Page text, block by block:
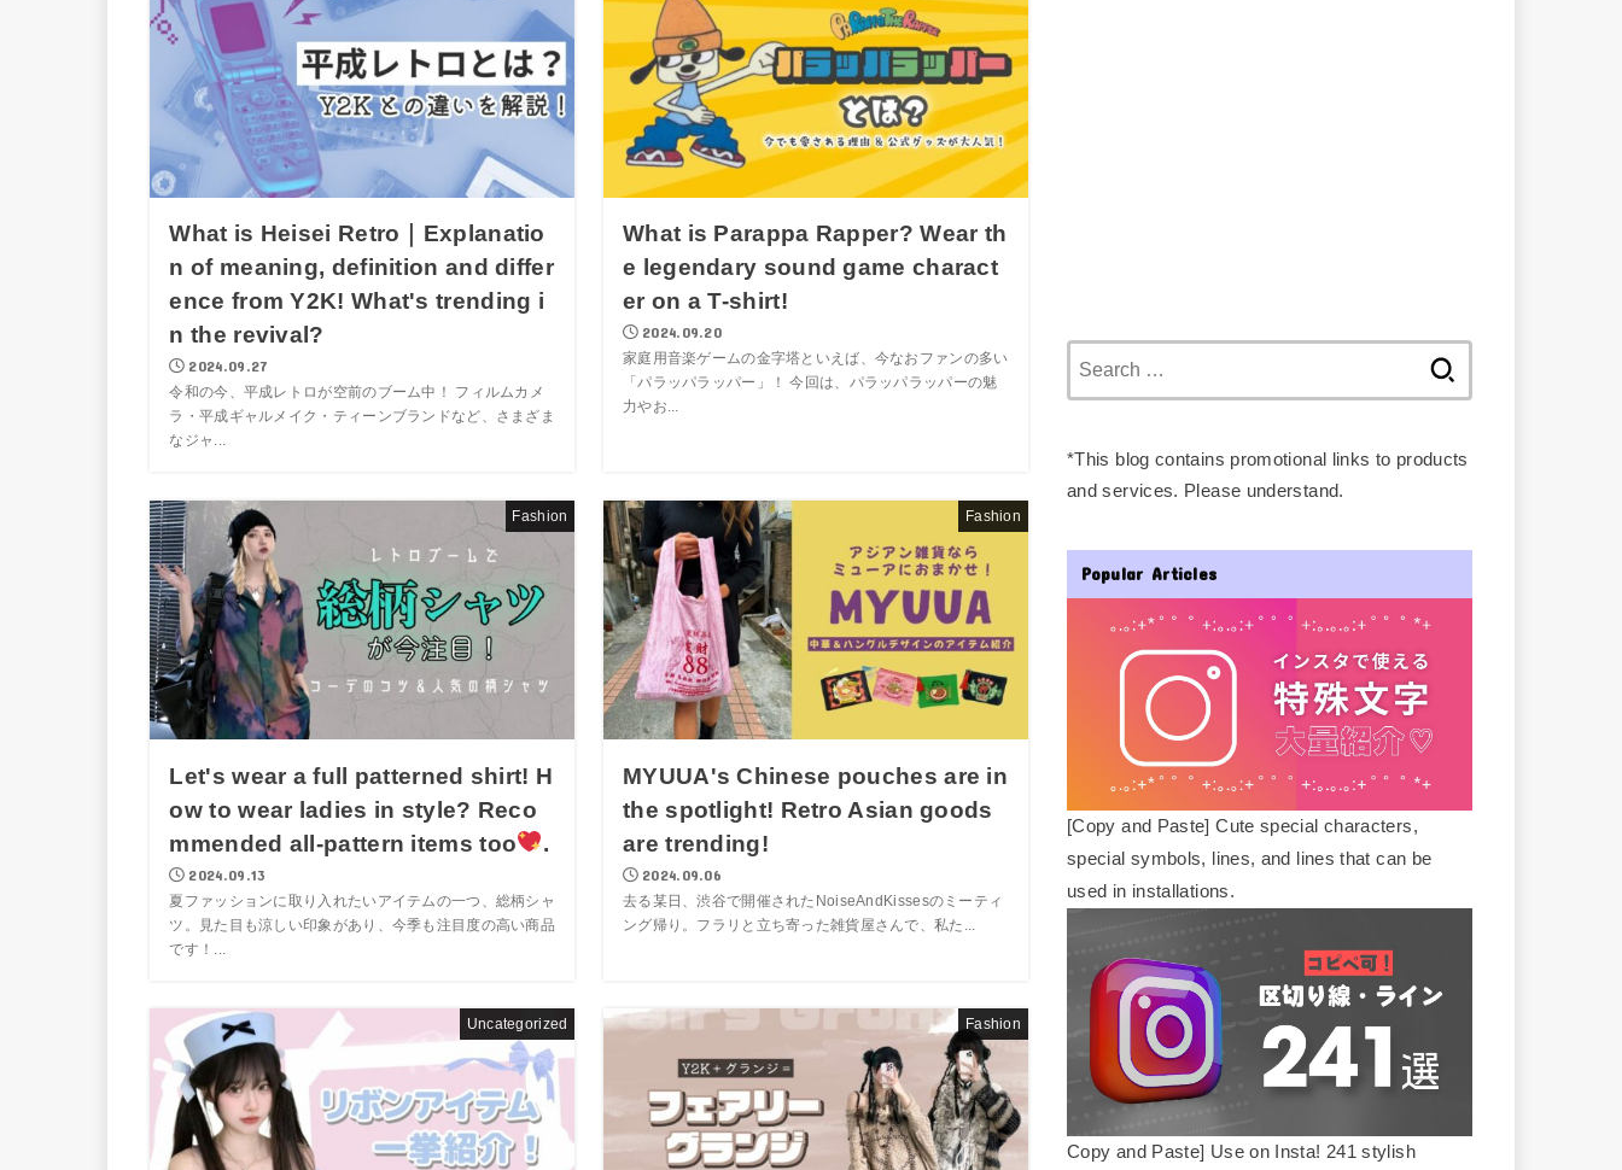
What is Heisei Retro｜Explanatio
n of meaning, definition and differ
ence from Y2K! What's trending i
n the revival?
2024.09.27
令和の今、平成レトロが空前のブーム中！ フィルムカメ
ラ・平成ギャルメイク・ティーンブランドなど、さまざま
なジャ...
What is Parappa Rapper? Wear th
e legendary sound game charact
er on a T-shirt!
2024.09.20
家庭用音楽ゲームの金字塔といえば、今なおファンの多い
「パラッパラッパー」！ 今回は、パラッパラッパーの魅
力やお...
Fashion
Let's wear a full patterned shirt! H
ow to wear ladies in style? Reco
mmended all-pattern items too
.
2024.09.13
夏ファッションに取り入れたいアイテムの一つ、総柄シャ
ツ。見た目も涼しい印象があり、今季も注目度の高い商品
です！...
Fashion
MYUUA's Chinese pouches are in
the spotlight! Retro Asian goods
are trending!
2024.09.06
去る某日、渋谷で開催されたNoiseAndKissesのミーティ
ング帰り。フラリと立ち寄った雑貨屋さんで、私た...
Uncategorized Fashion
*This blog contains promotional links to products
and services. Please understand.
Popular Articles
[Copy and Paste] Cute special characters,
special symbols, lines, and lines that can be
used in installations.
Copy and Paste] Use on Insta! 241 stylish